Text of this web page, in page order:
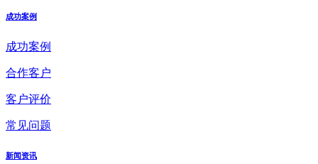
成功案例
成功案例
合作客户
客户评价
常见问题
新闻资讯